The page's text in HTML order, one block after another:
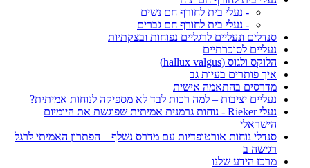
- נעלי בית לחורף חם נשים
- נעלי בית לחורף חם גברים
סנדלים ונעליים לרגליים נפוחות ובצקתיות
נעליים לסוכרתיים
הלוקס ולגוס (hallux valgus)
איך פותרים בעיות גב
מדרסים בהתאמה אישית
נעליים יציבות – למה רכות לבד לא מספיקה לנוחות אמיתית?
נעלי Rieker - נוחות גרמנית אמיתית שפוגשת את היומיום
הישראלי
סנדלי נוחות אורטופדיות עם מדרס נשלף – הפתרון האמיתי לרגל
רגישה ב
מרכז הידע שלנו